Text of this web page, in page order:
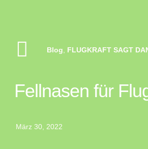
Blog FLUGKRAFT SAGT
Fellnasen für
März 30, 2022